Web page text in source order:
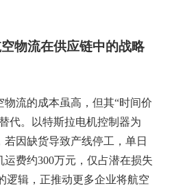
物流在供应链中的战略
流的成本虽高，但其“时间价
代。以特斯拉电机控制器为
若因缺货导致产线停工，单日
费约300万元，仅占潜在损失
逻辑，正推动更多企业将航空